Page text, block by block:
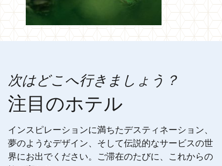
次はどこへ行きましょう？
注目のホテル
インスピレーションに満ちたデスティネーション、
夢のようなデザイン、そして伝説的なサービスの世
界にお出でください。ご滞在のたびに、これからの